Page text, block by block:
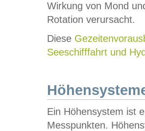
Wirkung von Mond
Rotation verursacht.
Diese
Seeschifffahrt und
Ein Höhensystem ist
Messpunkten.